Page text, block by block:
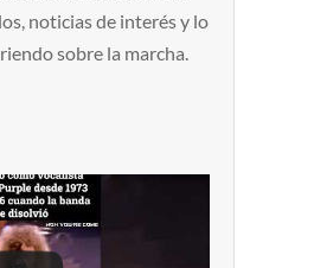
noticias de interés y lo
sobre la marcha.